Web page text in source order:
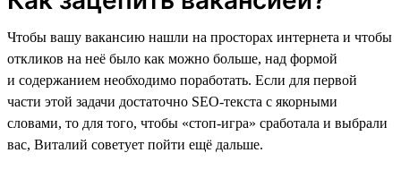
Чтобы вашу вакансию нашли на просторах интернета и чтобы
откликов на неё было как можно больше, над формой
и содержанием необходимо поработать. Если для первой
части этой задачи достаточно SEO-текста с якорными
словами, то для того, чтобы «стоп-игра» сработала и выбрали
вас, Виталий советует пойти ещё дальше.